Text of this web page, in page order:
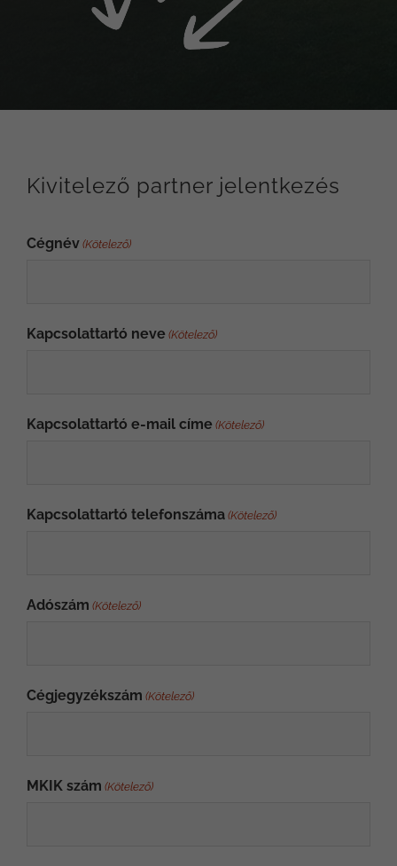
Kivitelező partner jelentkezés
Cégnév (Kötelező)
Kapcsolattartó neve (Kötelező)
Kapcsolattartó e-mail címe (Kötelező)
Kapcsolattartó telefonszáma (Kötelező)
Adószám (Kötelező)
Cégjegyzékszám (Kötelező)
MKIK szám (Kötelező)